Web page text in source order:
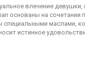
влечение
основаны на сочетании
маслами,
истинное